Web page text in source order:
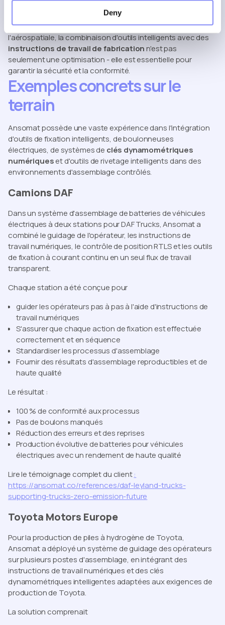
Deny
Dans les environnements à haute fiabilité comme
l'aérospatiale, la combinaison d'outils intelligents avec des
instructions de travail de fabricationn'est pas
seulement une optimisation - elle est essentielle pour
garantir la sécurité et la conformité.
Exemples concrets sur le
terrain
Ansomat possède une vaste expérience dans l'intégration
d'outils de fixation intelligents, de boulonneuses
électriques, de systèmes de clés dynamométriques
numériqueset d'outils de rivetage intelligents dans des
environnements d'assemblage contrôlés.
Camions DAF
Dans un système d'assemblage de batteries de véhicules
électriques à deux stations pour DAF Trucks, Ansomat a
combiné le guidage de l'opérateur, les instructions de
travail numériques, le contrôle de position RTLS et les outils
de fixation à courant continu en un seul flux de travail
transparent.
Chaque station a été conçue pour
guider les opérateurs pas à pas à l'aide d'instructions de
travail numériques
S'assurer que chaque action de fixation est effectuée
correctement et en séquence
Standardiser les processus d'assemblage
Fournir des résultats d'assemblage reproductibles et de
haute qualité
Le résultat :
100 % de conformité aux processus
Pas de boulons manqués
Réduction des erreurs et des reprises
Production évolutive de batteries pour véhicules
électriques avec un rendement de haute qualité
Lire le témoignage complet du client:
https://ansomat.co/references/daf-leyland-trucks-
supporting-trucks-zero-emission-future
Toyota Motors Europe
Pour la production de piles à hydrogène de Toyota,
Ansomat a déployé un système de guidage des opérateurs
sur plusieurs postes d'assemblage, en intégrant des
instructions de travail numériques et des clés
dynamométriques intelligentes adaptées aux exigences de
production de Toyota.
La solution comprenait